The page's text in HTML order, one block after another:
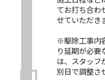
てお打ち合わ
せていただき
※駆除工事内
り延期が必要
は、スタッフ
別日で調整さ